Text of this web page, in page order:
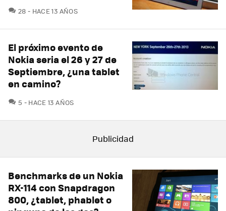
28 COMENTARIOS
HACE 13 AÑOS
El próximo evento de
Nokia seria el 26 y 27 de
Septiembre, ¿una tablet
en camino?
5 COMENTARIOS
HACE 13 AÑOS
Benchmarks de un Nokia
RX-114 con Snapdragon
800, ¿tablet, phablet o